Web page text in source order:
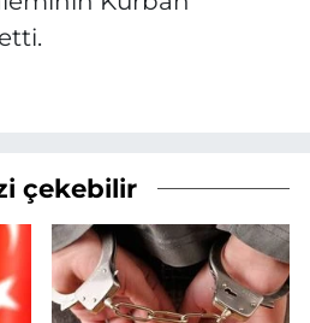
çekebilir